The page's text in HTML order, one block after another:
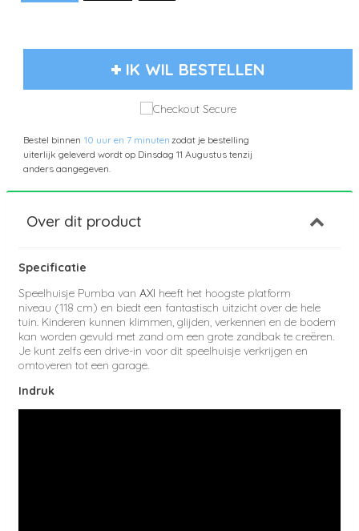
IK WIL BESTELLEN
Bestel binnen 10 uur en 7 minutenzodat je bestelling
uiterlijk geleverd wordt op Dinsdag 11 Augustus tenzij
anders aangegeven.
Over dit product
Specificatie
Speelhuisje Pumba van AXI heeft het hoogste platform
niveau (118 cm) en biedt een fantastisch uitzicht over de hele
tuin. Kinderen kunnen klimmen, glijden, verkennen en de bodem
kan worden gevuld met zand om een grote zandbak te creëren.
Je kunt zelfs een drive-in voor dit speelhuisje verkrijgen en
omtoveren tot een garage.
Indruk